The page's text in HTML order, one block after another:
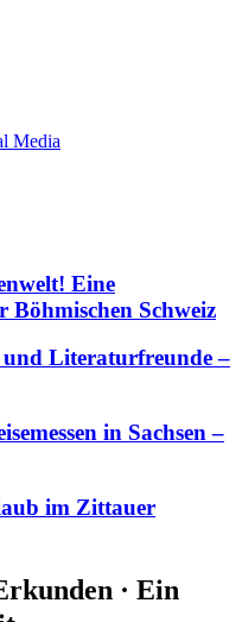
Media
Eine
Böhmischen Schweiz
Literaturfreunde –
in Sachsen –
im Zittauer
· Ein